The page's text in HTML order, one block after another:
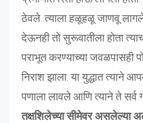
ठेवले. त्याला हळूहळू जाणवू
देऊनही तो सुरूवातीला होता
पराभूत करण्याच्या
निराश झाला. या युद्धात त्याने
पणाला लावले आणि त्याने ते सर्व
तक्षशिलेच्या सीमेवर असलेल्या